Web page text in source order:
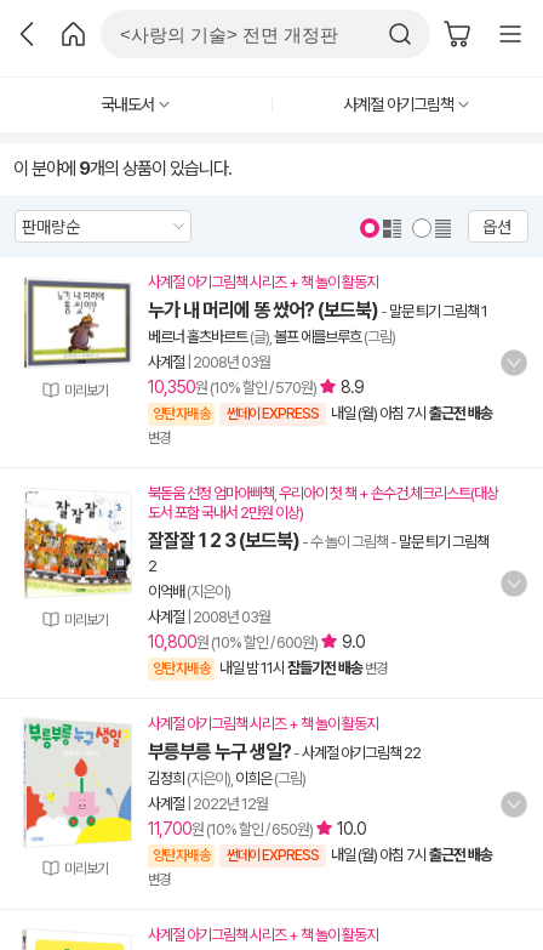
국내도서 사계절 아기그림책
이 분야에 9개의 상품이 있습니다.
옵션
미리보기
사계절 아기그림책 시리즈 + 책 놀이 활동지
누가 내 머리에 똥 쌌어? (보드북) - 말문 틔기 그림책 1
베르너 홀츠바르트(글), 볼프 에를브루흐(그림)
사계절 2008년 03월
10,350원 (10% 할인 / 570원) 8.9
양탄자배송 썬데이 EXPRESS 내일 (월) 아침 7시 출근전 배송
변경
미리보기
북돋움 선정 엄마아빠책, 우리아이 첫 책 + 손수건.체크리스트(대상
도서 포함 국내서 2만원 이상)
잘잘잘 1 2 3 (보드북) - 수 놀이 그림책 - 말문 틔기 그림책
2
이억배 (지은이)
사계절 2008년 03월
10,800원 (10% 할인 / 600원) 9.0
양탄자배송 내일 밤 11시 잠들기전 배송 변경
미리보기
사계절 아기그림책 시리즈 + 책 놀이 활동지
부릉부릉 누구 생일? -사계절 아기그림책 22
김정희 (지은이), 이희은(그림)
사계절 2022년 12월
11,700원 (10% 할인 / 650원) 10.0
양탄자배송 썬데이 EXPRESS 내일 (월) 아침 7시 출근전 배송
변경
사계절 아기그림책 시리즈 + 책 놀이 활동지